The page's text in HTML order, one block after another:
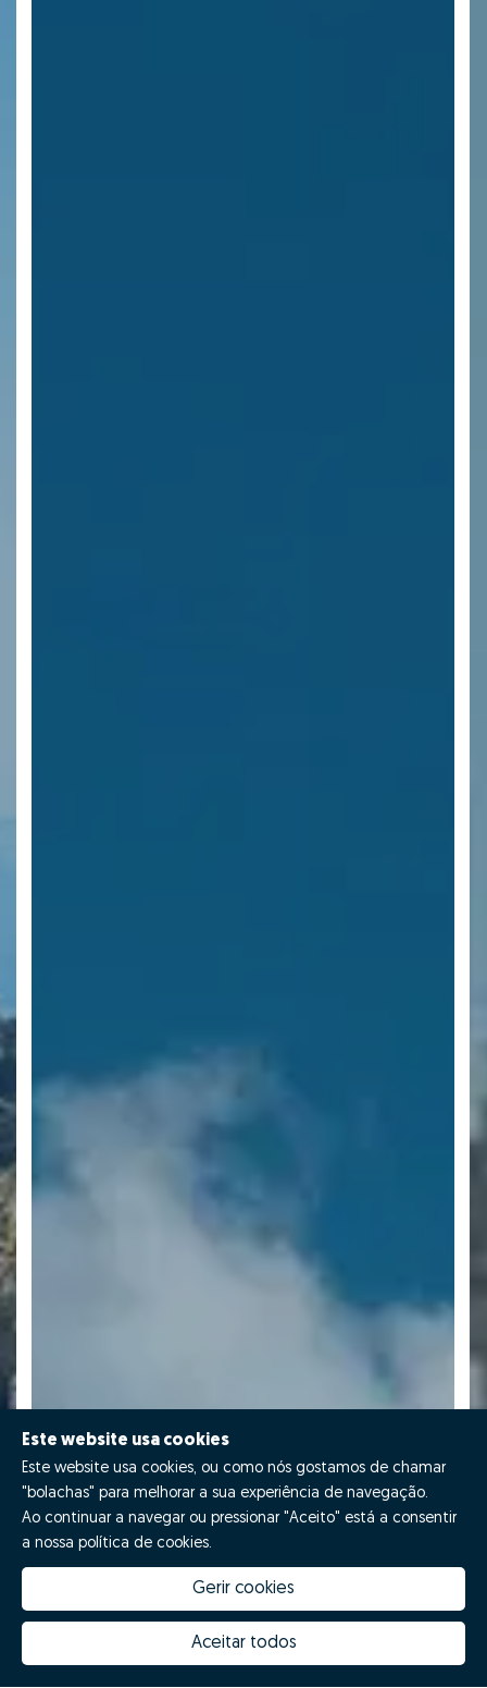
Este website usa cookies
Este website usa cookies, ou como nós gostamos de chamar
"bolachas" para melhorar a sua experiência de navegação.
Ao continuar a navegar ou pressionar "Aceito" está a consentir
a nossa política de cookies.
Gerir cookies
Aceitar todos